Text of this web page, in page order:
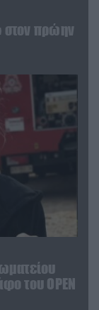
στον πρώην
του OPEN